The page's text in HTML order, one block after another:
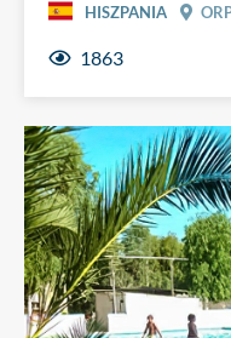
HISZPANIA
1863